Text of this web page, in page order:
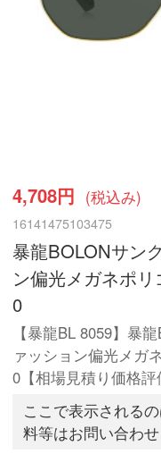
4,708円 (税込み)
16141475103475
暴龍BOLONサン
ン偏光メガネポ
0
【暴龍BL 8059】暴
ァッション偏光メガ
0【相場見積り価格評
ここで表示される
料等はお問い合わ